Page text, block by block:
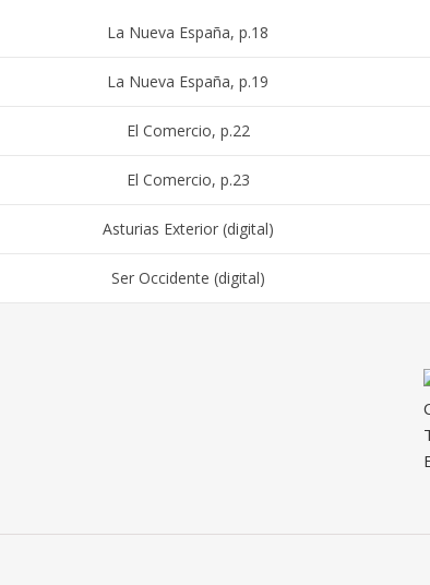
La Nueva España, p.18
La Nueva España, p.19
El Comercio, p.22
El Comercio, p.23
Asturias Exterior (digital)
Ser Occidente (digital)